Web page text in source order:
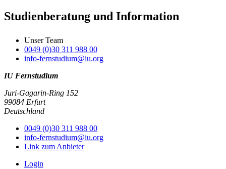
Studienberatung und Information
Unser Team
0049 (0)30 311 988 00
info-fernstudium@iu.org
IU Fernstudium
Juri-Gagarin-Ring 152
99084 Erfurt
Deutschland
0049 (0)30 311 988 00
info-fernstudium@iu.org
Link zum Anbieter
Login